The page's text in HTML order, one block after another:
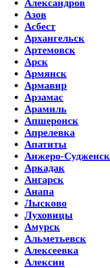
Александров
Азов
Асбест
Архангельск
Артемовск
Арск
Армянск
Армавир
Арзамас
Арамиль
Апшеронск
Апрелевка
Апатиты
Анжеро-Судженск
Аркадак
Ангарск
Анапа
Лысково
Луховицы
Амурск
Альметьевск
Алексеевка
Алексин